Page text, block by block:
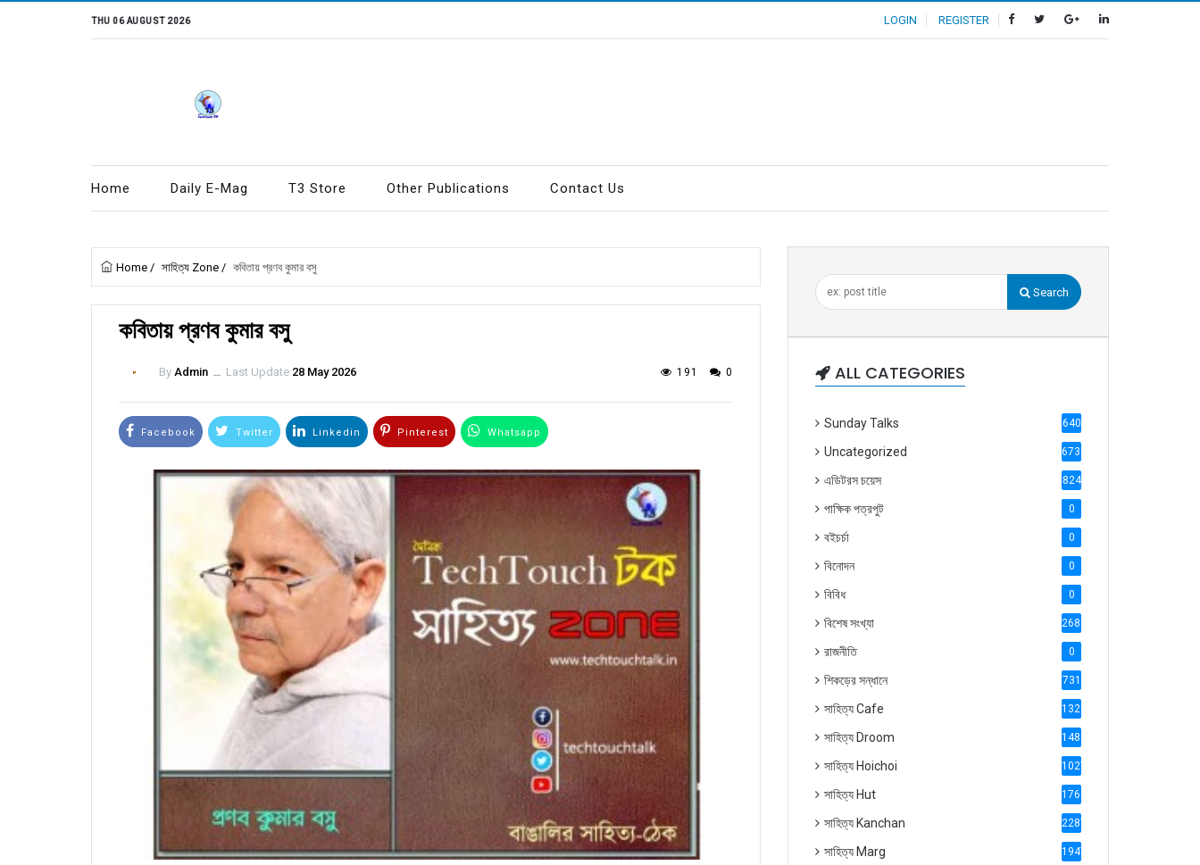
THU 06 AUGUST 2026 LOGIN REGISTER
Home Daily E-Mag T3 Store Other Publications Contact Us
Home / সাহিত্য Zone / কবিতায় প্রণব কুমার বসু
কবিতায় প্রণব কুমার বসু
By Admin ــ Last Update 28 May 2026 191 0
Facebook Twitter Linkedin Pinterest Whatsapp
Search
ALL CATEGORIES
Sunday Talks 640
Uncategorized 6738
এডিটরস চয়েস 824
পাক্ষিক পত্রপুট 0
বইচর্চা 0
বিনোদন 0
বিবিধ 0
বিশেষ সংখ্যা 2686
রাজনীতি 0
শিকড়ের সন্ধানে 731
সাহিত্য Cafe 1321
সাহিত্য Droom 1488
সাহিত্য Hoichoi 1027
সাহিত্য Hut 1769
সাহিত্য Kanchan 2287
সাহিত্য Marg 1947